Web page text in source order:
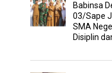
Babinsa
03/Sape
SMA
Disiplin